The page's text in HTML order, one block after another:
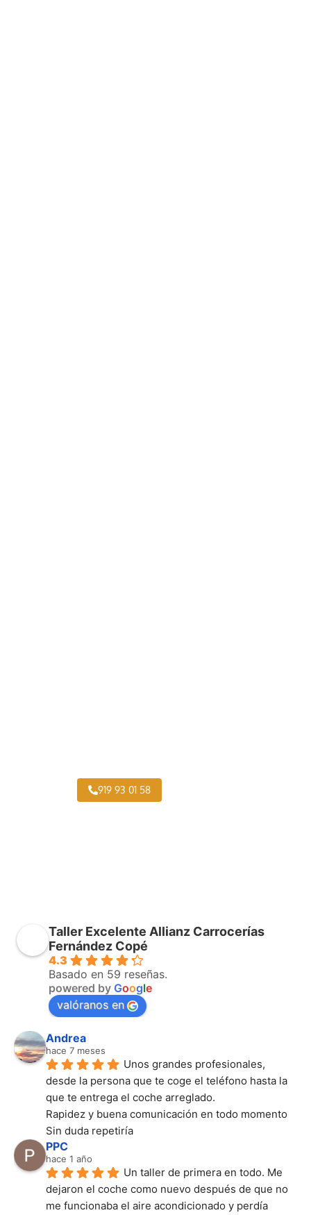
919 93 01 58
Taller Excelente Allianz Carrocerías
Fernández Copé
4.3
Basado en 59 reseñas.
powered by Google
valóranos en
Andrea
hace 7 meses
Unos grandes profesionales,
desde la persona que te coge el teléfono hasta la
que te entrega el coche arreglado.
Rapidez y buena comunicación en todo momento
Sin duda repetiría
PPC
hace 1 año
Un taller de primera en todo. Me
dejaron el coche como nuevo después de que no
me funcionaba el aire acondicionado y perdía